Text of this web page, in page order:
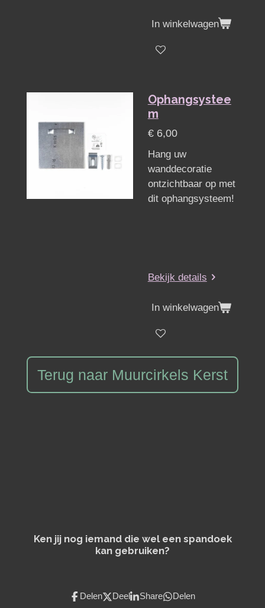
In winkelwagen
Ophangsystee
m
€ 6,00
Hang uw
wanddecoratie
ontzichtbaar op met
dit ophangsysteem!
Bekijk details
In winkelwagen
Terug naar Muurcirkels Kerst
Ken jij nog iemand die wel een spandoek
kan gebruiken?
Delen Deel Share Delen